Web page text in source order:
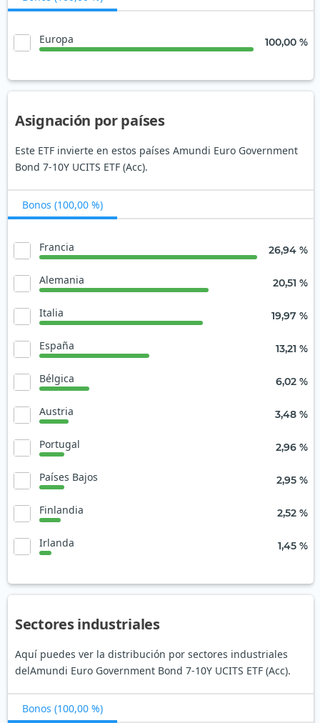
Europa 100,00 %
Asignación por países
Este ETF invierte en estos países Amundi Euro Government
Bond 7-10Y UCITS ETF (Acc).
Bonos (100,00 %)
Francia 26,94 %
Alemania 20,51 %
Italia 19,97 %
España 13,21 %
Bélgica 6,02 %
Austria 3,48 %
Portugal 2,96 %
Países Bajos 2,95 %
Finlandia 2,52 %
Irlanda 1,45 %
Sectores industriales
Aquí puedes ver la distribución por sectores industriales
delAmundi Euro Government Bond 7-10Y UCITS ETF (Acc).
Bonos (100,00 %)